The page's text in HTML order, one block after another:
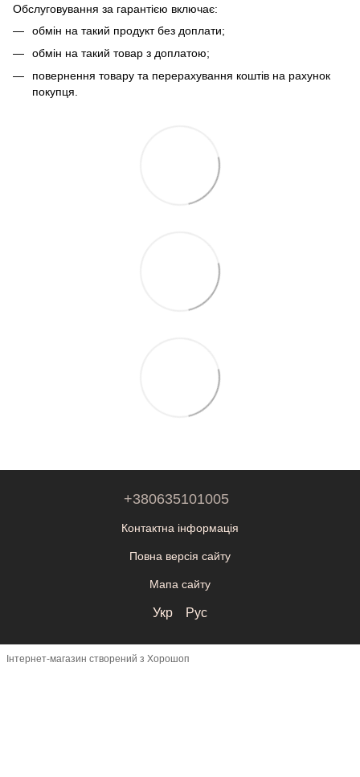
Обслуговування за гарантією включає:
обмін на такий продукт без доплати;
обмін на такий товар з доплатою;
повернення товару та перерахування коштів на рахунок
покупця.
+380635101005
Контактна інформація
Повна версія сайту
Мапа сайту
Укр Рус
Інтернет-магазин створений з Хорошоп